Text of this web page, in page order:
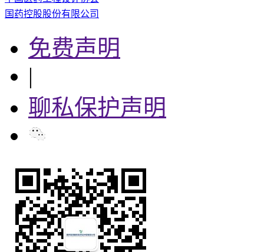
国药控股股份有限公司
免费声明
|
聊私保护声明